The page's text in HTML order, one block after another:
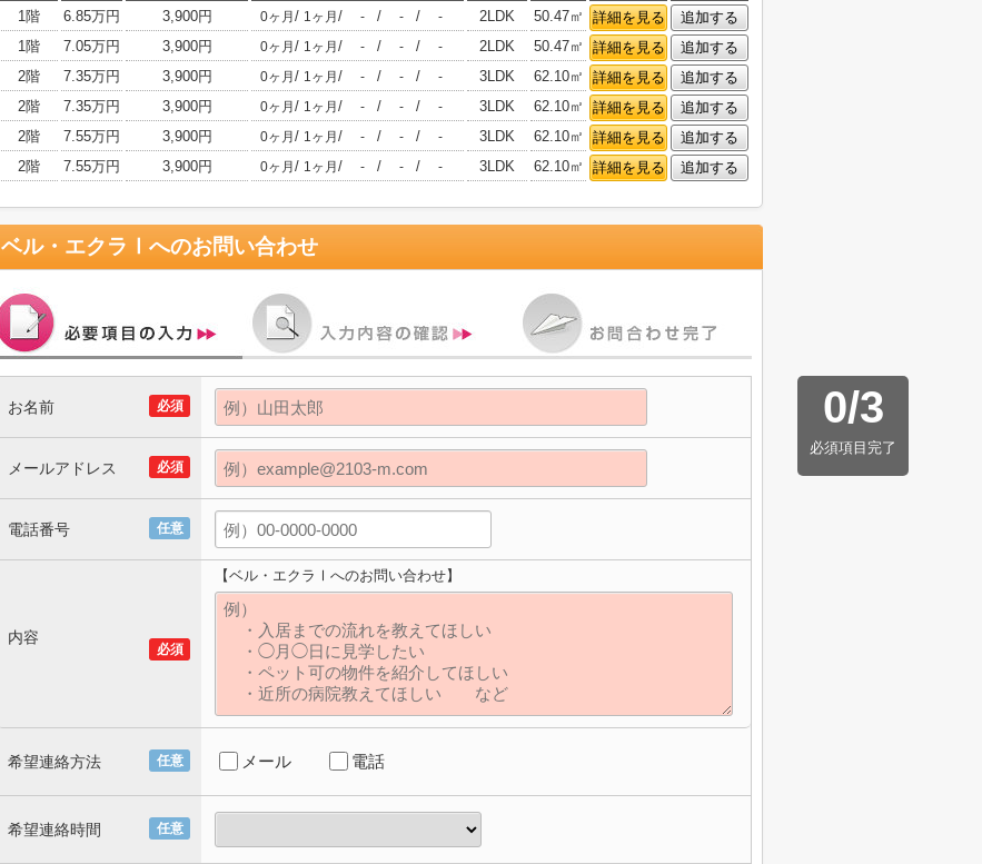
1階
6.85万円 3,900円 0ヶ月 / 1ヶ月 / - / - / - 2LDK 50.47㎡ 詳細を見る
追加する
1階
7.05万円 3,900円 0ヶ月 / 1ヶ月 / - / - / - 2LDK 50.47㎡ 詳細を見る
追加する
2階
7.35万円 3,900円 0ヶ月 / 1ヶ月 / - / - / - 3LDK 62.10㎡ 詳細を見る
追加する
2階
7.35万円 3,900円 0ヶ月 / 1ヶ月 / - / - / - 3LDK 62.10㎡ 詳細を見る
追加する
2階
7.55万円 3,900円 0ヶ月 / 1ヶ月 / - / - / - 3LDK 62.10㎡ 詳細を見る
追加する
2階
7.55万円 3,900円 0ヶ月 / 1ヶ月 / - / - / - 3LDK 62.10㎡ 詳細を見る 追加する
ベル・エクラⅠ へのお問い合わせ
0/3
必須項目完了
必須
お名前
必須
メールアドレス
任意
電話番号
必須
内容
【ベル・エクラⅠへのお問い合わせ】
任意
希望連絡方法 メール 電話
任意
希望連絡時間